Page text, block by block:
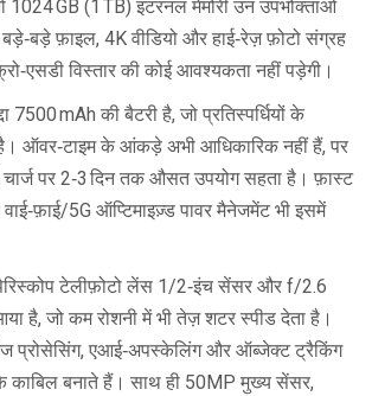
1024 GB (1 TB) इंटरनल मेमोरी उन उपभोक्ताओं
फ़ाइल, 4K वीडियो और हाई‑रेज़ फ़ोटो संग्रह
विस्तार की कोई आवश्यकता नहीं पड़ेगी।
7500 mAh की बैटरी है, जो प्रतिस्पर्धियों के
ऑवर‑टाइम के आंकड़े अभी आधिकारिक नहीं हैं, पर
पर 2‑3 दिन तक औसत उपयोग सहता है। फ़ास्ट
5G ऑप्टिमाइज़्ड पावर मैनेजमेंट भी इसमें
टेलीफ़ोटो लेंस 1/2‑इंच सेंसर और f/2.6
है, जो कम रोशनी में भी तेज़ शटर स्पीड देता है।
प्रोसेसिंग, एआई‑अपस्केलिंग और ऑब्जेक्ट ट्रैकिंग
काबिल बनाते हैं। साथ ही 50MP मुख्य सेंसर,